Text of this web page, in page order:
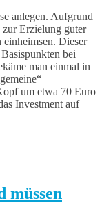
anlegen. Aufgrund
Erzielung guter
Dieser
bei
man einmal in
um etwa 70 Euro
Investment auf
müssen